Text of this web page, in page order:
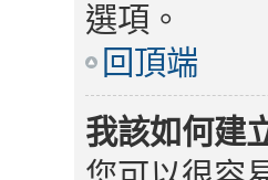
選項。
回頂端
我該如何建